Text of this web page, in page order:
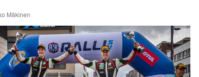
Mäkinen